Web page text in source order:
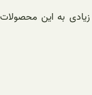
زیادی به این محصولات